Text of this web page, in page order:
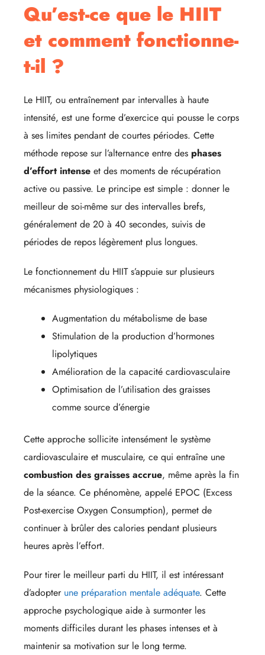
Qu’est-ce que le HIIT
et comment fonctionne-
t-il ?
Le HIIT, ou entraînement par intervalles à haute
intensité, est une forme d’exercice qui pousse le corps
à ses limites pendant de courtes périodes. Cette
méthode repose sur l’alternance entre des phases
d’effort intense et des moments de récupération
active ou passive. Le principe est simple : donner le
meilleur de soi-même sur des intervalles brefs,
généralement de 20 à 40 secondes, suivis de
périodes de repos légèrement plus longues.
Le fonctionnement du HIIT s’appuie sur plusieurs
mécanismes physiologiques :
Augmentation du métabolisme de base
Stimulation de la production d’hormones
lipolytiques
Amélioration de la capacité cardiovasculaire
Optimisation de l’utilisation des graisses
comme source d’énergie
Cette approche sollicite intensément le système
cardiovasculaire et musculaire, ce qui entraîne une
combustion des graisses accrue, même après la fin
de la séance. Ce phénomène, appelé EPOC (Excess
Post-exercise Oxygen Consumption), permet de
continuer à brûler des calories pendant plusieurs
heures après l’effort.
Pour tirer le meilleur parti du HIIT, il est intéressant
d’adopter une préparation mentale adéquate. Cette
approche psychologique aide à surmonter les
moments difficiles durant les phases intenses et à
maintenir sa motivation sur le long terme.